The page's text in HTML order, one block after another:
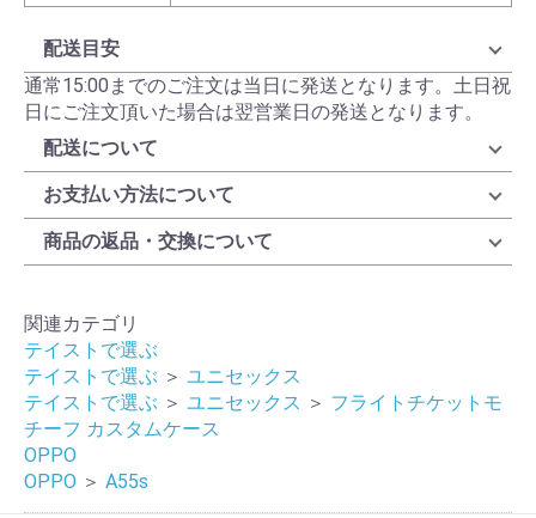
配送目安
通常15:00までのご注文は当日に発送となります。土日祝
日にご注文頂いた場合は翌営業日の発送となります。
配送について
お支払い方法について
商品の返品・交換について
関連カテゴリ
テイストで選ぶ
テイストで選ぶ ＞ ユニセックス
テイストで選ぶ ＞ ユニセックス ＞ フライトチケットモ
チーフ カスタムケース
OPPO
OPPO ＞ A55s